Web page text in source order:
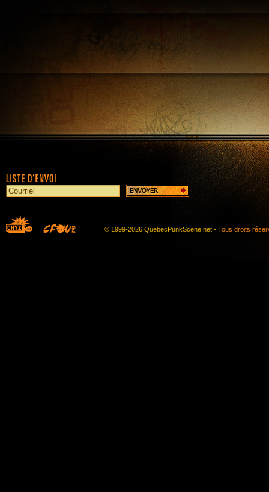
© 1999-2026 QuebecPunkScene.net - Tous droits